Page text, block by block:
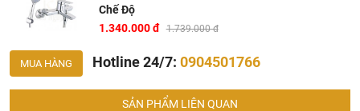
Chế Độ
1.340.000 đ 1.739.000 đ
MUA HÀNG Hotline 24/7: 0904501766
SẢN PHẨM LIÊN QUAN